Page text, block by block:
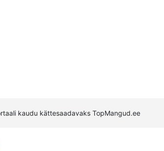
kaudu kättesaadavaks TopMangud.ee